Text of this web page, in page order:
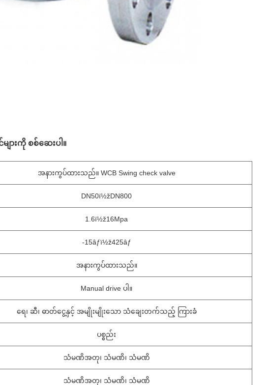
ျားကို စစ်ဆေးပါ။
အနားကွပ်ထားသည်။ WCB Swing check valve
DN50ï½žDN800
1.6ï½ž16Mpa
-15âƒï½ž425âƒ
အနားကွပ်ထားသည်။
Manual drive ပါ။
ရေ၊ ဆီ၊ ဓာတ်ငွေ့နှင့် အမျိုးမျိုးသော သံချေးတက်သည့် ကြားခံ
ပစ္စည်း
သံမဏိအတု၊ သံမဏိ၊ သံမဏိ
သံမဏိအတု၊ သံမဏိ၊ သံမဏိ